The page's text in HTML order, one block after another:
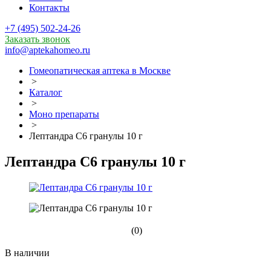
Контакты
+7 (495) 502-24-26
Заказать звонок
info@aptekahomeo.ru
Гомеопатическая аптека в Москве
>
Каталог
>
Моно препараты
>
Лептандра С6 гранулы 10 г
Лептандра С6 гранулы 10 г
(0)
В наличии